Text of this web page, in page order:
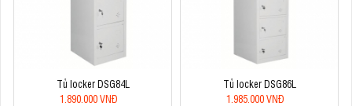
Tủ locker DSG84L
1.890.000 VNĐ
Tủ locker DSG86L
1.985.000 VNĐ